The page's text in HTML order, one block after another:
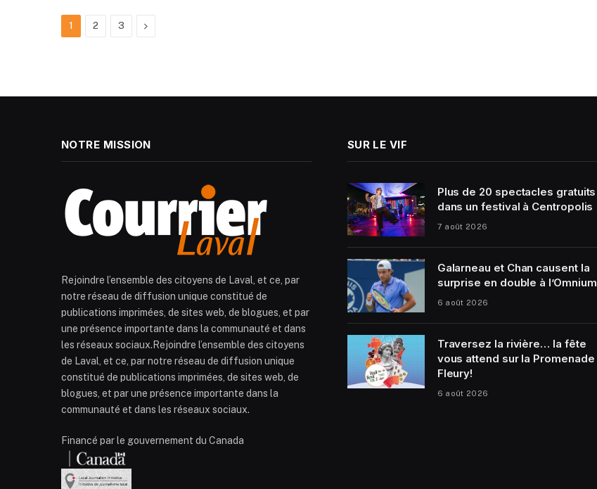
1 2 3 Next
NOTRE MISSION
Rejoindre l’ensemble des citoyens de Laval, et ce, par
notre réseau de diffusion unique constitué de
publications imprimées, de sites web, de blogues, et par
une présence importante dans la communauté et dans
les réseaux sociaux.Rejoindre l’ensemble des citoyens
de Laval, et ce, par notre réseau de diffusion unique
constitué de publications imprimées, de sites web, de
blogues, et par une présence importante dans la
communauté et dans les réseaux sociaux.
Financé par le gouvernement du Canada
SUR LE VIF
Plus de 20 spectacles gratuits
dans un festival à Centropolis
7 août 2026
Galarneau et Chan causent la
surprise en double à l’Omnium
6 août 2026
Traversez la rivière… la fête
vous attend sur la Promenade
Fleury!
6 août 2026